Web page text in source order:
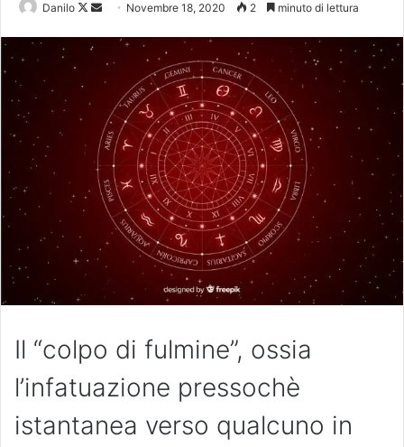
Danilo Novembre 18, 2020 2 minuto di lettura
Il “colpo di fulmine”, ossia
l’infatuazione pressochè
istantanea verso qualcuno in